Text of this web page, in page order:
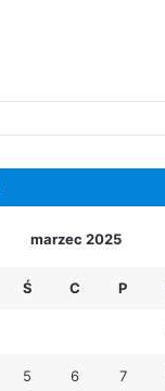
marzec 2025
Ś C P
5 6 7